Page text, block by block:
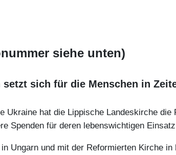
siehe unten)
sich für die Menschen in
Ukraine hat die Lippische Landeskirche
Spenden für deren lebenswichtigen
Ungarn und mit der Reformierten Kirche